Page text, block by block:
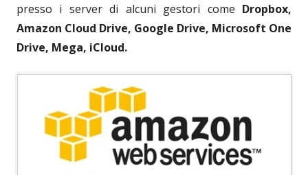
presso i server di alcuni gestori come Dropbox,
Amazon Cloud Drive, Google Drive, Microsoft One
Drive, Mega, iCloud.